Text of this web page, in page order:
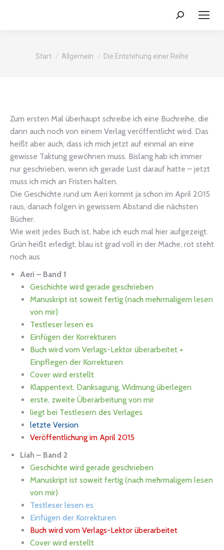
Search:
Sie befinden sich hier:
Start Allgemein Die Entstehung einer Reihe
Zum ersten Mal überhaupt schreibe ich eine Buchreihe, die
dann auch noch von einem Verlag veröffentlicht wird. Das
heißt aber auch, dass ich mich jetzt auf einmal an eine
gewisse Taktung gewöhnen muss. Bislang hab ich immer
nur geschrieben, wenn ich gerade Lust darauf hatte – jetzt
muss ich mich an Fristen halten.
Die Geschichte rund um Aeri kommt ja schon im April 2015
raus, danach folgen in gewissem Abstand die nächsten
Bücher.
Wie weit jedes Buch ist, habe ich euch mal hier aufgezeigt.
Grün heißt erledigt, blau ist grad voll in der Mache, rot steht
noch aus
Aeri – Band 1
Geschichte wird gerade geschrieben
Manuskript ist soweit fertig (nach mehrmaligem lesen
von mir)
Testleser lesen es
Einfügen der Korrekturen
Buch wird vom Verlags-Lektor überarbeitet +
Einpflegen der Korrekturen
Cover wird erstellt
Klappentext, Danksagung, Widmung überlegen
erste, zweite Überarbeitung von mir
liegt bei Testlesern des Verlages
letzte Version
Veröffentlichung im April 2015
Liah – Band 2
Geschichte wird gerade geschrieben
Manuskript ist soweit fertig (nach mehrmaligem lesen
von mir)
Testleser lesen es
Einfügen der Korrekturen
Buch wird vom Verlags-Lektor überarbeitet
Cover wird erstellt